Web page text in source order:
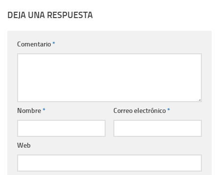
DEJA UNA RESPUESTA
Comentario*
Nombre* Correo electrónico*
Web